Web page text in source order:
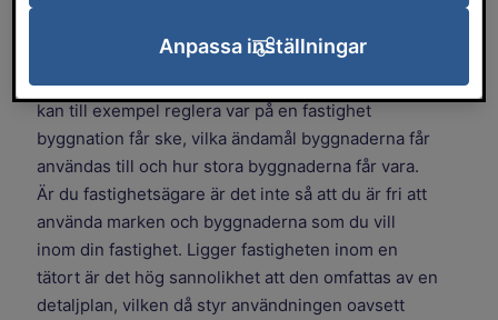
En detaljplan är ett juridiskt bindande dokument
som styrs av plan- och bygglagen. Detaljplanen
kan till exempel reglera var på en fastighet
byggnation får ske, vilka ändamål byggnaderna får
användas till och hur stora byggnaderna får vara.
Är du fastighetsägare är det inte så att du är fri att
använda marken och byggnaderna som du vill
inom din fastighet. Ligger fastigheten inom en
tätort är det hög sannolikhet att den omfattas av en
detaljplan, vilken då styr användningen oavsett
Anpassa inställningar